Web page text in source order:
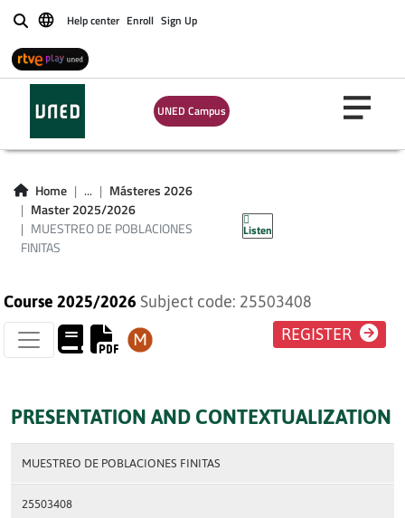
BuscarHelp center Enroll Sign Up
UNED Campus
Home ...
Másteres 2026
Master 2025/2026
MUESTREO DE POBLACIONES
FINITAS
Listen
MUESTREO DE
POBLACIONES
FINITAS
Course 2025/2026 Subject code: 25503408
REGISTER
PRESENTATION AND CONTEXTUALIZATION
MUESTREO DE POBLACIONES FINITAS
25503408